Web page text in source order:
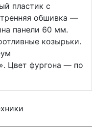
пластик с
обшивка —
панели 60 мм.
козырьки.
Цвет фургона — по